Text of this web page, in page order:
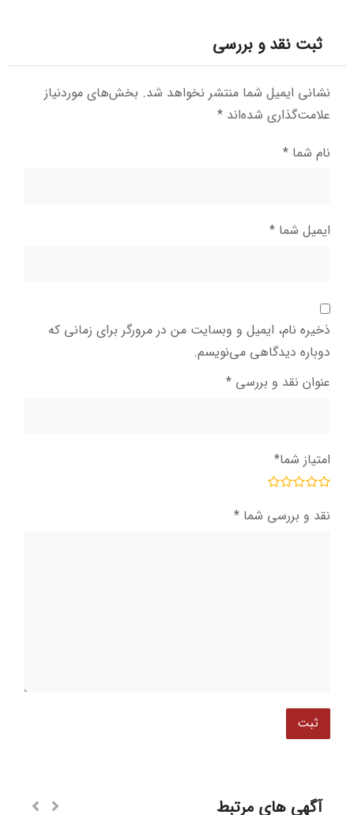
ثبت نقد و بررسی
نشانی ایمیل شما منتشر نخواهد شد. بخش‌های موردنیاز
علامت‌گذاری شده‌اند *
نام شما *
ایمیل شما *
ذخیره نام، ایمیل و وبسایت من در مرورگر برای زمانی که
دوباره دیدگاهی می‌نویسم.
عنوان نقد و بررسی *
امتیاز شما*
نقد و بررسی شما *
آگهی های مرتبط